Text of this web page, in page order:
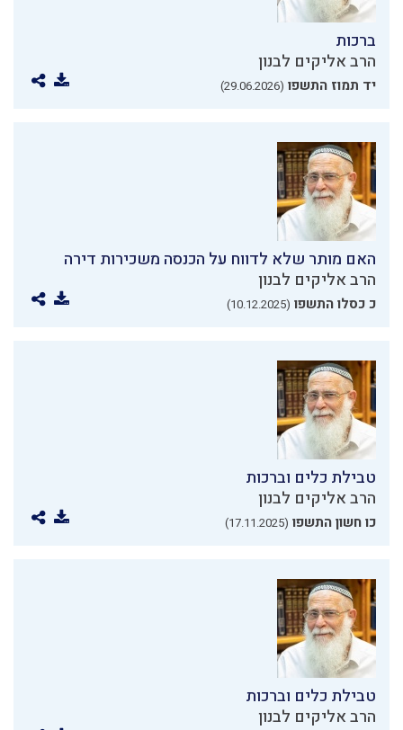
ברכות
הרב אליקים לבנון
יד תמוז התשפו (29.06.2026)
האם מותר שלא לדווח על הכנסה משכירות דירה
הרב אליקים לבנון
כ כסלו התשפו (10.12.2025)
טבילת כלים וברכות
הרב אליקים לבנון
כו חשון התשפו (17.11.2025)
טבילת כלים וברכות
הרב אליקים לבנון